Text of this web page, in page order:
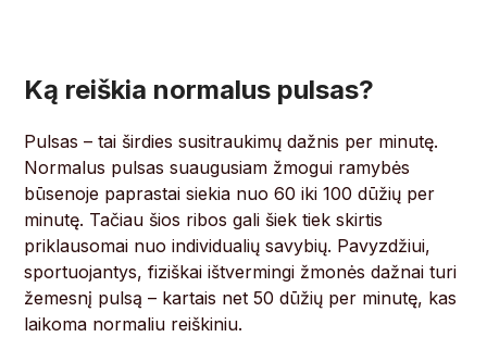
Ką reiškia normalus pulsas?
Pulsas – tai širdies susitraukimų dažnis per minutę.
Normalus pulsas suaugusiam žmogui ramybės
būsenoje paprastai siekia nuo 60 iki 100 dūžių per
minutę. Tačiau šios ribos gali šiek tiek skirtis
priklausomai nuo individualių savybių. Pavyzdžiui,
sportuojantys, fiziškai ištvermingi žmonės dažnai turi
žemesnį pulsą – kartais net 50 dūžių per minutę, kas
laikoma normaliu reiškiniu.